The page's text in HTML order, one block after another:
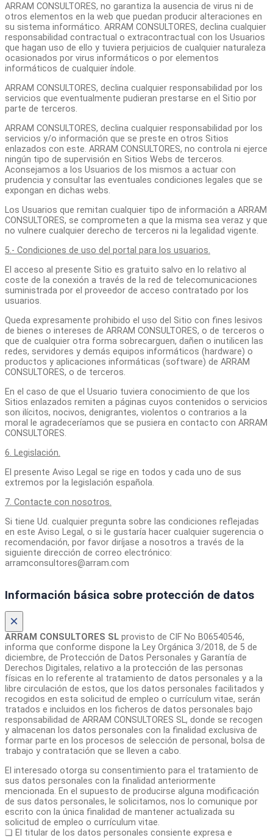
ARRAM CONSULTORES, no garantiza la ausencia de virus ni de
otros elementos en la web que puedan producir alteraciones en
su sistema informático. ARRAM CONSULTORES, declina cualquier
responsabilidad contractual o extracontractual con los Usuarios
que hagan uso de ello y tuviera perjuicios de cualquier naturaleza
ocasionados por virus informáticos o por elementos
informáticos de cualquier índole.
ARRAM CONSULTORES, declina cualquier responsabilidad por los
servicios que eventualmente pudieran prestarse en el Sitio por
parte de terceros.
ARRAM CONSULTORES, declina cualquier responsabilidad por los
servicios y/o información que se preste en otros Sitios
enlazados con este. ARRAM CONSULTORES, no controla ni ejerce
ningún tipo de supervisión en Sitios Webs de terceros.
Aconsejamos a los Usuarios de los mismos a actuar con
prudencia y consultar las eventuales condiciones legales que se
expongan en dichas webs.
Los Usuarios que remitan cualquier tipo de información a ARRAM
CONSULTORES, se comprometen a que la misma sea veraz y que
no vulnere cualquier derecho de terceros ni la legalidad vigente.
5.- Condiciones de uso del portal para los usuarios.
El acceso al presente Sitio es gratuito salvo en lo relativo al
coste de la conexión a través de la red de telecomunicaciones
suministrada por el proveedor de acceso contratado por los
usuarios.
Queda expresamente prohibido el uso del Sitio con fines lesivos
de bienes o intereses de ARRAM CONSULTORES, o de terceros o
que de cualquier otra forma sobrecarguen, dañen o inutilicen las
redes, servidores y demás equipos informáticos (hardware) o
productos y aplicaciones informáticas (software) de ARRAM
CONSULTORES, o de terceros.
En el caso de que el Usuario tuviera conocimiento de que los
Sitios enlazados remiten a páginas cuyos contenidos o servicios
son ilícitos, nocivos, denigrantes, violentos o contrarios a la
moral le agradeceríamos que se pusiera en contacto con ARRAM
CONSULTORES.
6. Legislación.
El presente Aviso Legal se rige en todos y cada uno de sus
extremos por la legislación española.
7. Contacte con nosotros.
Si tiene Ud. cualquier pregunta sobre las condiciones reflejadas
en este Aviso Legal, o si le gustaría hacer cualquier sugerencia o
recomendación, por favor diríjase a nosotros a través de la
siguiente dirección de correo electrónico:
arramconsultores@arram.com
Información básica sobre protección de datos
×
ARRAM CONSULTORES SL provisto de CIF No B06540546,
informa que conforme dispone la Ley Orgánica 3/2018, de 5 de
diciembre, de Protección de Datos Personales y Garantía de
Derechos Digitales, relativo a la protección de las personas
físicas en lo referente al tratamiento de datos personales y a la
libre circulación de estos, que los datos personales facilitados y
recogidos en esta solicitud de empleo o currículum vitae, serán
tratados e incluidos en los ficheros de datos personales bajo
responsabilidad de ARRAM CONSULTORES SL, donde se recogen
y almacenan los datos personales con la finalidad exclusiva de
formar parte en los procesos de selección de personal, bolsa de
trabajo y contratación que se lleven a cabo.
El interesado otorga su consentimiento para el tratamiento de
sus datos personales con la finalidad anteriormente
mencionada. En el supuesto de producirse alguna modificación
de sus datos personales, le solicitamos, nos lo comunique por
escrito con la única finalidad de mantener actualizada su
solicitud de empleo o currículum vitae.
❏ El titular de los datos personales consiente expresa e